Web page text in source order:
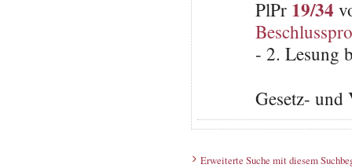
PlPr 19/34
- 2. Lesung
Gesetz-
Erweiterte Suche mit diesem